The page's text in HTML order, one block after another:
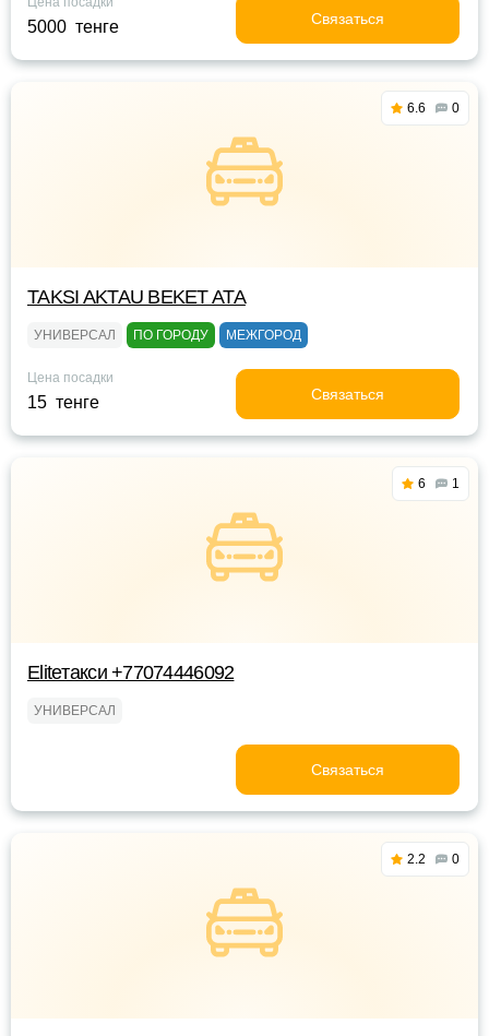
5000 тенге Связаться
6.6 0
TAKSI AKTAU BEKET ATA
УНИВЕРСАЛ ПО ГОРОДУ МЕЖГОРОД
Цена посадки
15 тенге Связаться
6 1
Eliteтакси +77074446092
УНИВЕРСАЛ
Связаться
2.2 0